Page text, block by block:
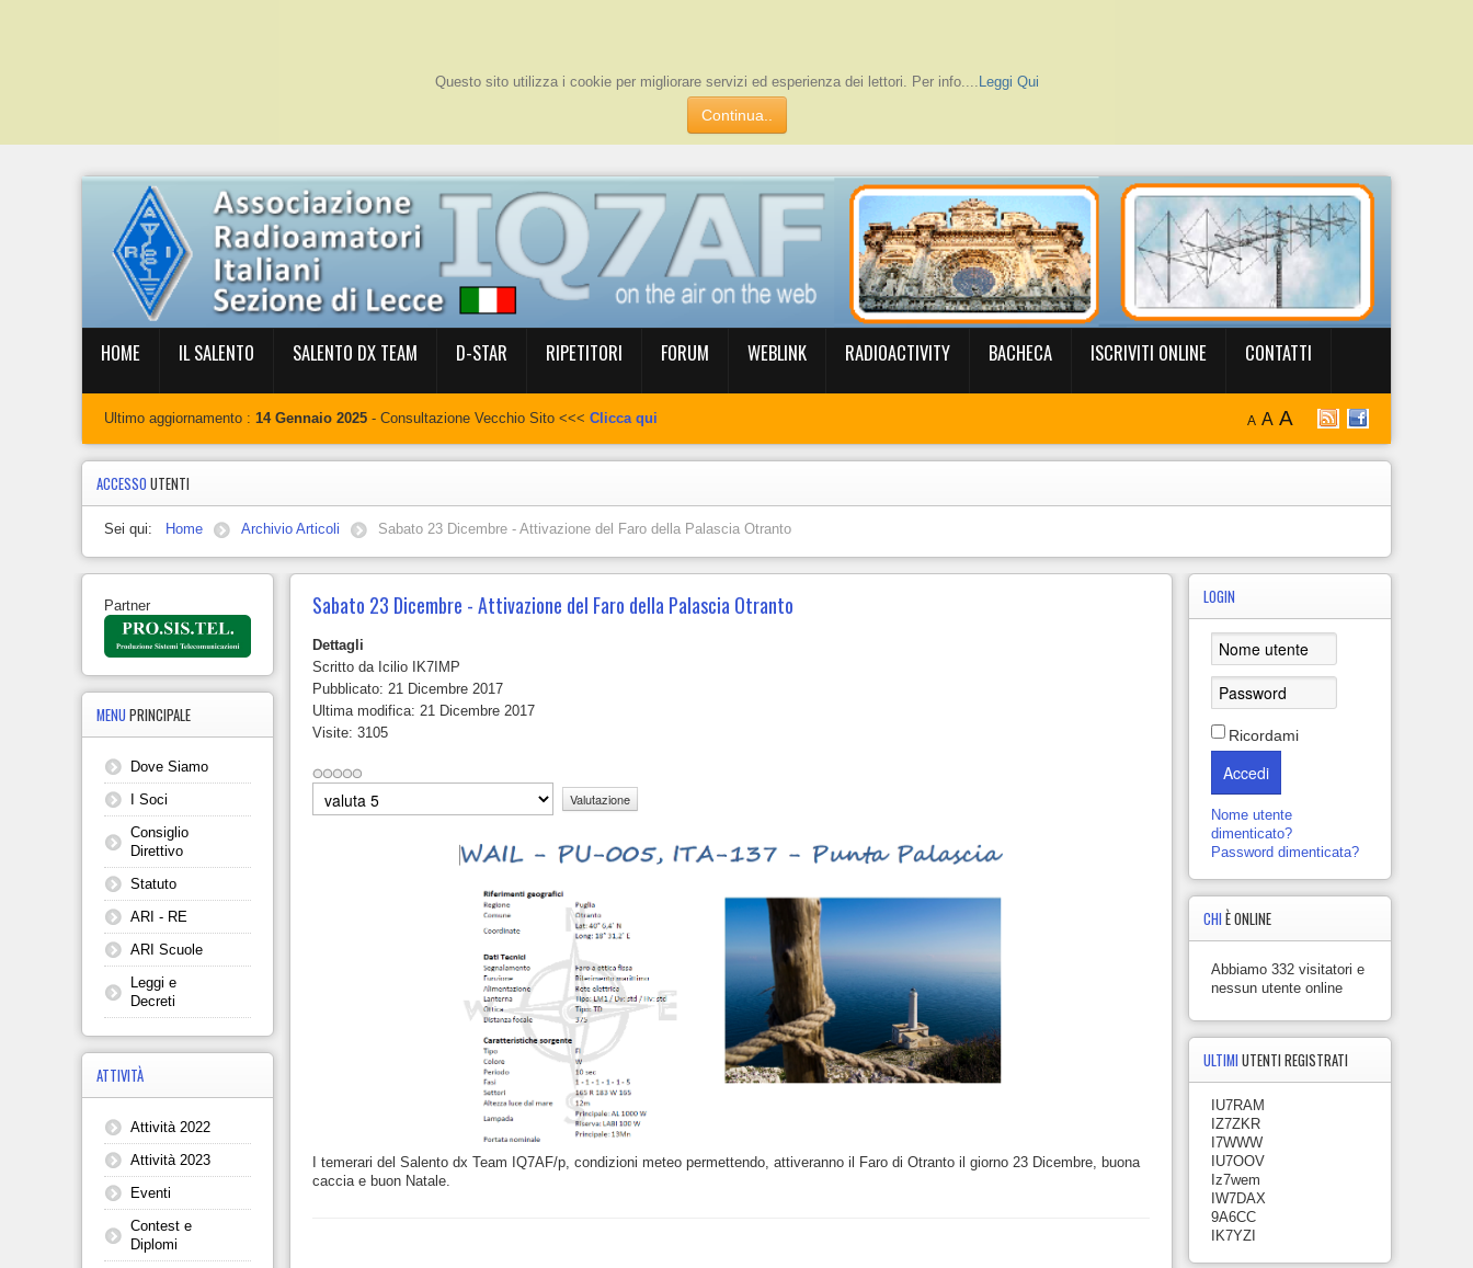
Questo sito utilizza i cookie per migliorare servizi ed esperienza dei lettori. Per info.... Leggi Qui
Continua..
HOME IL SALENTO SALENTO DX TEAM D-STAR RIPETITORI FORUM WEBLINK RADIOACTIVITY BACHECA ISCRIVITI ONLINE CONTATTI
Ultimo aggiornamento :14 Gennaio 2025 - Consultazione Vecchio Sito <<<Clicca qui A A A
ACCESSOUTENTI
Sei qui: Home Archivio Articoli Sabato 23 Dicembre - Attivazione del Faro della Palascia Otranto
Sabato 23 Dicembre - Attivazione del Faro della Palascia Otranto
Dettagli
Scritto da Icilio IK7IMP
Pubblicato: 21 Dicembre 2017
Ultima modifica: 21 Dicembre 2017
Visite: 3105
Valuta
I temerari del Salento dx Team IQ7AF/p, condizioni meteo permettendo, attiveranno il Faro di Otranto il giorno 23 Dicembre, buona
caccia e buon Natale.
Partner
MENUPRINCIPALE
Dove Siamo
I Soci
Consiglio
Direttivo
Statuto
ARI - RE
ARI Scuole
Leggi e
Decreti
ATTIVITÀ
Attività 2022
Attività 2023
Eventi
Contest e
Diplomi
LOGIN
Ricordami
Accedi
Nome utente
dimenticato?
Password dimenticata?
CHI È ONLINE
Abbiamo 332 visitatori e
nessun utente online
ULTIMI UTENTI REGISTRATI
IU7RAM
IZ7ZKR
I7WWW
IU7OOV
Iz7wem
IW7DAX
9A6CC
IK7YZI